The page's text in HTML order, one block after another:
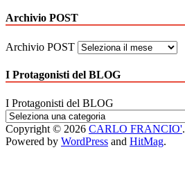
Archivio POST
Archivio POST
I Protagonisti del BLOG
I Protagonisti del BLOG
Copyright © 2026 CARLO FRANCIO'.
Powered by WordPress and HitMag.